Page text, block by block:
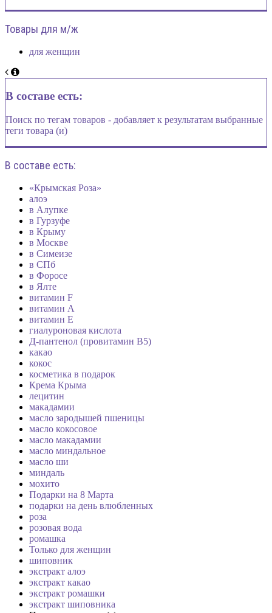
Товары для м/ж
для женщин
В составе есть:
Поиск по тегам товаров - добавляет к результатам выбранные
теги товара (и)
В составе есть:
«Крымская Роза»
алоэ
в Алупке
в Гурзуфе
в Крыму
в Москве
в Симеизе
в СПб
в Форосе
в Ялте
витамин F
витамин А
витамин Е
гиалуроновая кислота
Д-пантенол (провитамин B5)
какао
кокос
косметика в подарок
Крема Крыма
лецитин
макадамии
масло зародышей пшеницы
масло кокосовое
масло макадамии
масло миндальное
масло ши
миндаль
мохито
Подарки на 8 Марта
подарки на день влюбленных
роза
розовая вода
ромашка
Только для женщин
шиповник
экстракт алоэ
экстракт какао
экстракт ромашки
экстракт шиповника